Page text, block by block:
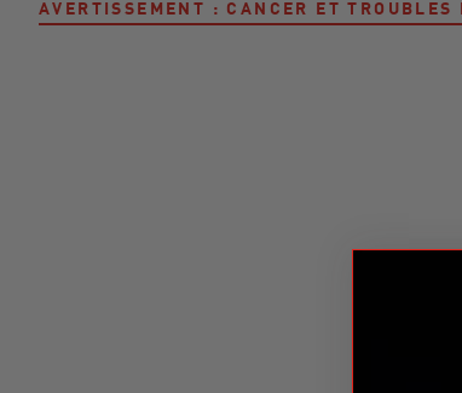
AVERTISSEMENT : CANCER ET